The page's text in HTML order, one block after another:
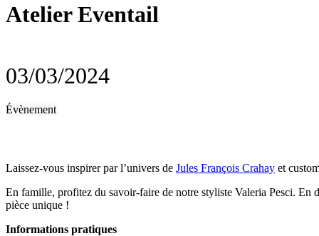
Atelier Eventail
03/03/2024
Évènement
Laissez-vous inspirer par l’univers de Jules François Crahay et
En famille, profitez du savoir-faire de notre styliste Valeria Pesci. En
pièce unique !
Informations pratiques